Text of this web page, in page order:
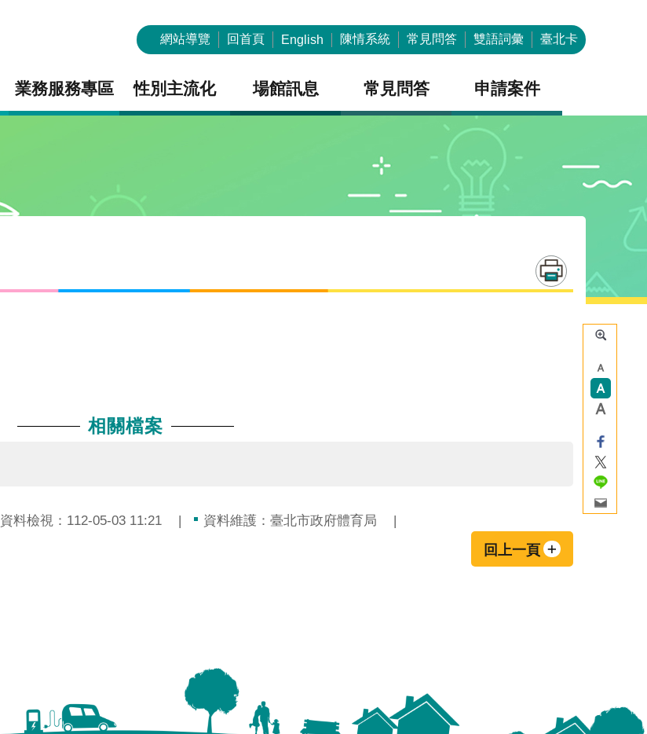
網站導覽 回首頁 English 陳情系統 常見問答 雙語詞彙 臺北卡
業務服務專區 性別主流化 場館訊息 常見問答 申請案件
相關檔案
資料檢視：112-05-03 11:21 資料維護：臺北市政府體育局
回上一頁